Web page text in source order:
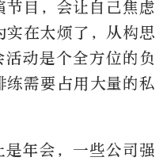
目，会让自己焦虑
在太烦了，从构思
动是个全方位的负
需要占用大量的私
年会，一些公司强